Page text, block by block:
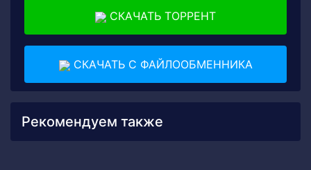
СКАЧАТЬ ТОРРЕНТ
СКАЧАТЬ С ФАЙЛООБМЕННИКА
Рекомендуем также